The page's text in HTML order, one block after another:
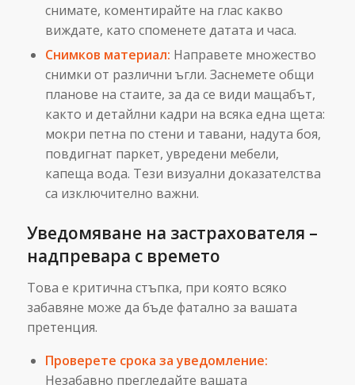
снимате, коментирайте на глас какво
виждате, като споменете датата и часа.
Снимков материал: Направете множество
снимки от различни ъгли. Заснемете общи
планове на стаите, за да се види мащабът,
както и детайлни кадри на всяка една щета:
мокри петна по стени и тавани, надута боя,
повдигнат паркет, увредени мебели,
капеща вода. Тези визуални доказателства
са изключително важни.
Уведомяване на застрахователя –
надпревара с времето
Това е критична стъпка, при която всяко
забавяне може да бъде фатално за вашата
претенция.
Проверете срока за уведомление:
Незабавно прегледайте вашата